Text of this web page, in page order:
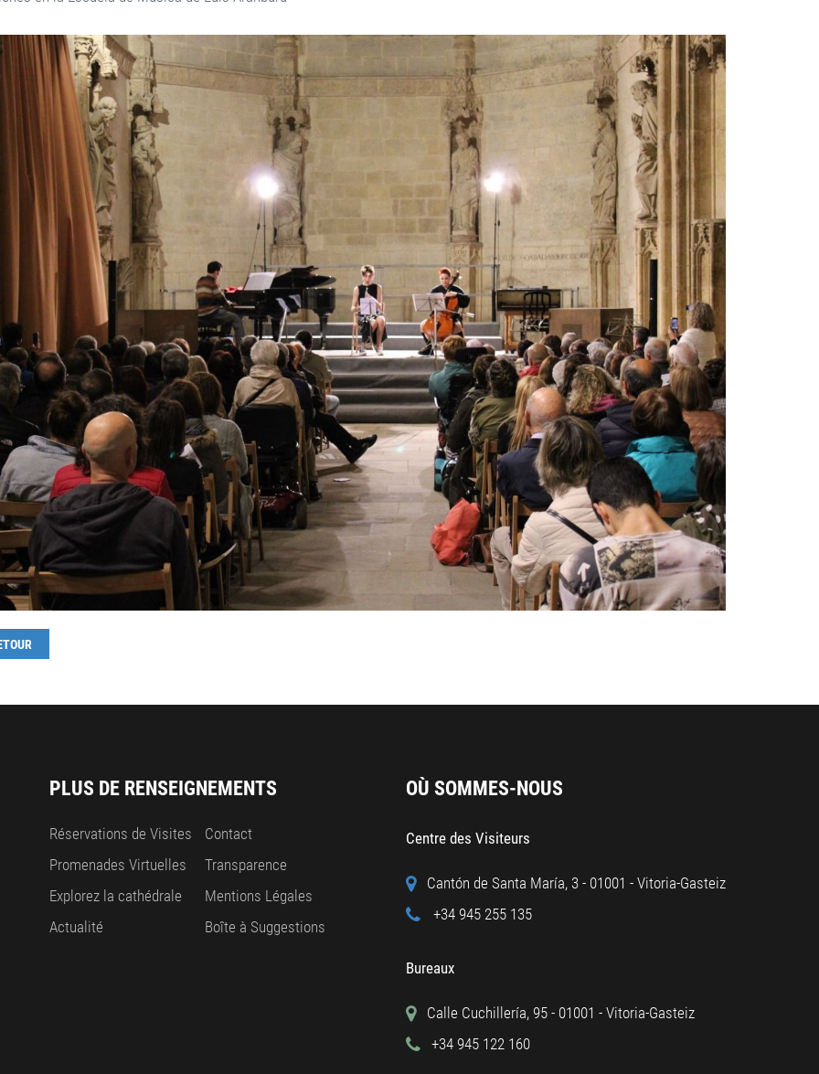
PLUS DE RENSEIGNEMENTS
Réservations de Visites
Promenades Virtuelles
Explorez la cathédrale
Actualité
Contact
Transparence
Mentions Légales
Boîte à Suggestions
OÙ SOMMES-NOUS
Centre des Visiteurs
Cantón de Santa María, 3 - 01001 - Vitoria-Gasteiz
+34 945 255 135
Bureaux
Calle Cuchillería, 95 - 01001 - Vitoria-Gasteiz
+34 945 122 160